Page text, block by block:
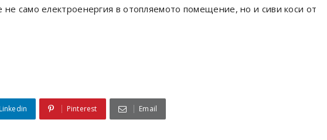
само електроенергия в отопляемото помещение, но и сиви коси от
Pinterest Email